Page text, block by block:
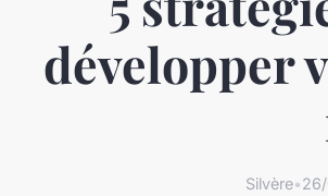
développer
Silvère•